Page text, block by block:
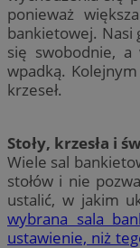
ponieważ
bankietowej. Nasi
się swobodnie, a
wpadką.
krzeseł.
Stoły, krzesła i
Wiele sal
stołów i nie
ustalić, w jakim
wybrana sala
ustawienie, niż